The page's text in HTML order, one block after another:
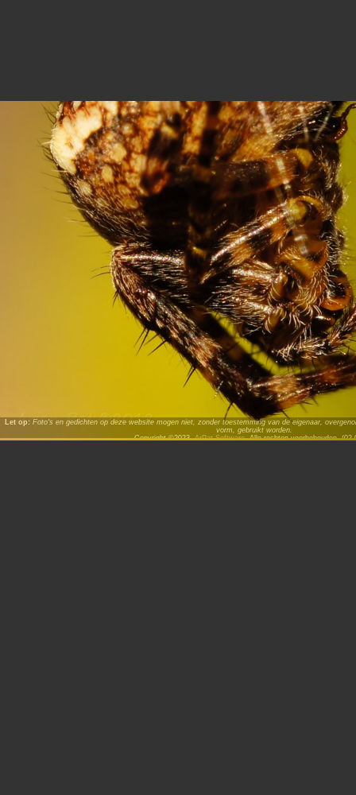
Let op: Foto's en gedichten op deze website mogen niet, zonder toestemming van de eigenaar,
vorm, gebruikt worden.
Copyright ©2023,ArPat Software. Alle rechten voorbehouden.